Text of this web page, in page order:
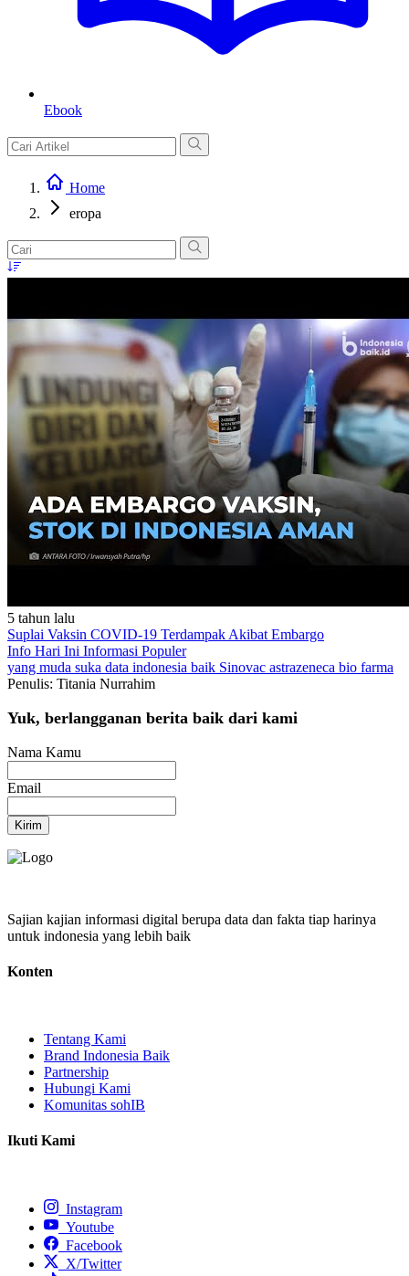
Ebook
Home
eropa
5 tahun lalu
Suplai Vaksin COVID-19 Terdampak Akibat Embargo
Info Hari Ini Informasi Populer
yang muda suka data indonesia baik Sinovac astrazeneca bio farma
Penulis: Titania Nurrahim
Yuk, berlangganan berita baik dari kami
Nama Kamu
Email
Kirim
Sajian kajian informasi digital berupa data dan fakta tiap harinya
untuk indonesia yang lebih baik
Konten
Tentang Kami
Brand Indonesia Baik
Partnership
Hubungi Kami
Komunitas sohIB
Ikuti Kami
Instagram
Youtube
Facebook
X/Twitter